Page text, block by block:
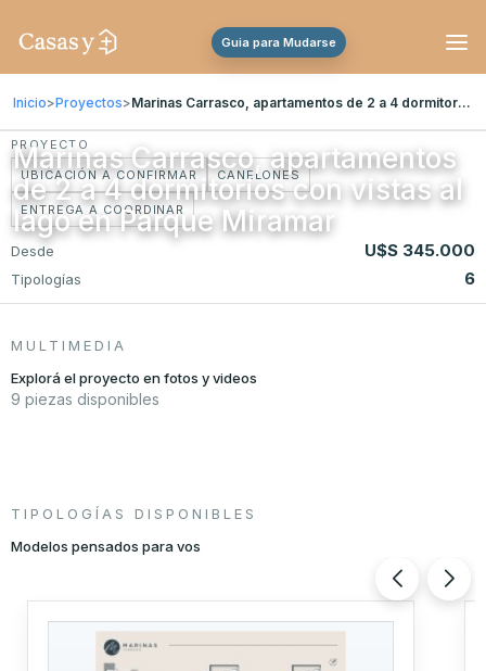
Guia para Mudarse
Inicio>Proyectos> Marinas Carrasco, apartamentos de 2 a 4 dormitorios con vistas al lago en Parque Miramar
Marinas Carrasco, apartamentos
de 2 a 4 dormitorios con vistas al
lago en Parque Miramar
PROYECTO
UBICACIÓN A CONFIRMAR
CANELONES
ENTREGA A COORDINAR
Desde U$S 345.000
Tipologías 6
MULTIMEDIA
Explorá el proyecto en fotos y videos
9 piezas disponibles
TIPOLOGÍAS DISPONIBLES
Modelos pensados para vos